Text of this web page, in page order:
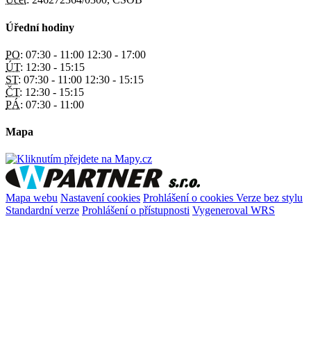
Úřední hodiny
PO: 07:30 - 11:00 12:30 - 17:00
ÚT: 12:30 - 15:15
ST: 07:30 - 11:00 12:30 - 15:15
ČT: 12:30 - 15:15
PÁ: 07:30 - 11:00
Mapa
Mapa webu Nastavení cookies Prohlášení o cookies Verze bez stylu
Standardní verze Prohlášení o přístupnosti Vygeneroval WRS